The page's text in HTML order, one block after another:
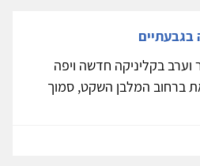
בגבעתיים
בקליניקה חדשה ויפה
ברחוב המלבן השקט, סמוך